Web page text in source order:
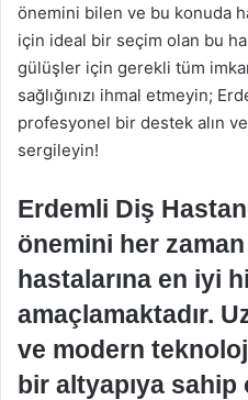
önemini bilen ve bu konuda
için ideal bir seçim olan bu
gülüşler için gerekli tüm
sağlığınızı ihmal etmeyin;
profesyonel bir destek alın
sergileyin!
Erdemli Diş
önemini her
hastalarına en iyi
amaçlamaktadır.
ve modern
bir altyapıya